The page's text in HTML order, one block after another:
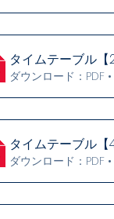
タイムテーブル【2
ダウンロード：PDF
タイムテーブル【4
ダウンロード：PDF